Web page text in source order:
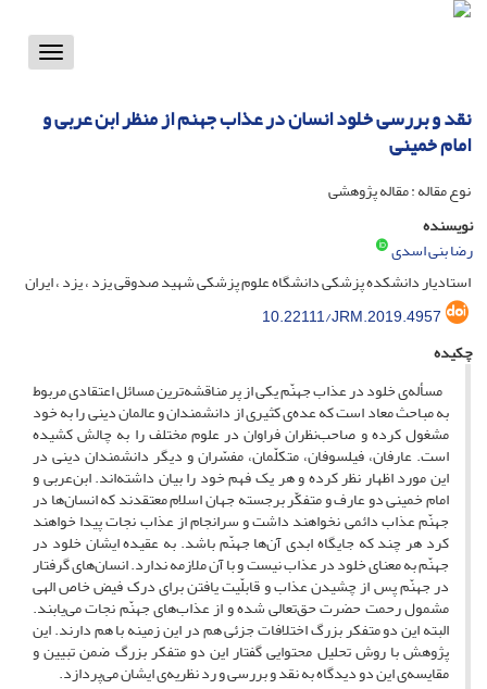
Toggle
نقد و بررسی خلود انسان در عذاب جهنم از منظر ابن عربی و
امام خمینی
نوع مقاله : مقاله پژوهشی
نویسنده
رضا بنی اسدی
استادیار دانشکده پزشکی دانشگاه علوم پزشکی شهید صدوقی یزد ، یزد ، ایران
10.22111/JRM.2019.4957
چکیده
مسأله‌ی خلود در عذاب جهنّم یکی از پر مناقشه‌ترین مسائل اعتقادی مربوط
به مباحث معاد است که عده‌ی کثیری از دانشمندان و عالمان دینی را به خود
مشغول کرده و صاحب‌نظران فراوان در علوم مختلف را به چالش کشیده
است. عارفان، فیلسوفان، متکلّمان، مفسّران و دیگر دانشمندان دینی در
این مورد اظهار نظر کرده و هر یک فهم خود را بیان داشته‌اند. ابن‌عربی و
امام خمینی دو عارف و متفکّر برجسته جهان اسلام معتقدند که انسان‌ها در
جهنّم عذاب دائمی نخواهند داشت و سرانجام از عذاب نجات پیدا خواهند
کرد هر چند که جایگاه ابدی آن‌ها جهنّم باشد. به عقیده ایشان خلود در
جهنّم به معنای خلود در عذاب نیست و با آن ملازمه ندارد. انسان‌های گرفتار
در جهنّم پس از چشیدن عذاب و قابلّیت یافتن برای درک فیض خاص الهی
مشمول رحمت حضرت حق‌تعالی شده و از عذاب‌های جهنّم نجات می‌یابند.
البته این دو متفکر بزرگ اختلافات جزئی هم در این زمینه با هم دارند. این
پژوهش با روش تحلیل محتوایی گفتار این دو متفکر بزرگ ضمن تبیین و
مقایسه‌ی این دو دیدگاه به نقد و بررسی و رد نظریه‌ی ایشان می‌پردازد.